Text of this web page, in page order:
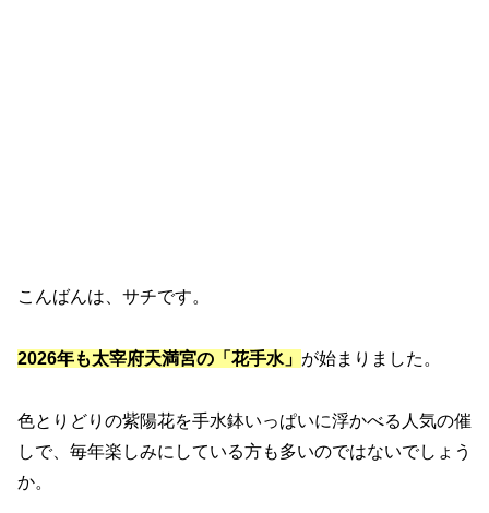
こんばんは、サチです。
2026年も太宰府天満宮の「花手水」 が始まりました。
色とりどりの紫陽花を手水鉢いっぱいに浮かべる人気の催
しで、毎年楽しみにしている方も多いのではないでしょう
か。